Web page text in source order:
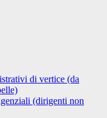
di vertice (da
(dirigenti non